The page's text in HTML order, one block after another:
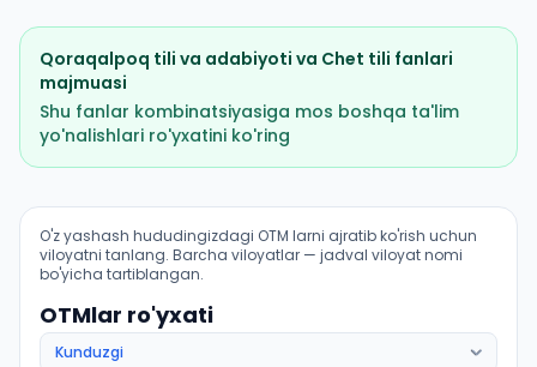
Qoraqalpoq tili va adabiyoti va Chet tili fanlari
majmuasi
Shu fanlar kombinatsiyasiga mos boshqa ta'lim
yo'nalishlari ro'yxatini ko'ring
Filologiya va tillarni oʻqitish: qoraqalpoq tili: OTM lar
O'z yashash hududingizdagi OTM larni ajratib ko'rish uchun
viloyatni tanlang. Barcha viloyatlar — jadval viloyat nomi
bo'yicha tartiblangan.
OTMlar ro'yxati